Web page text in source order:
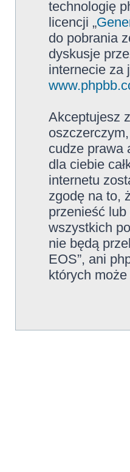
technologię
licencji „
do pobrania
dyskusje
internecie za
Akceptujesz
cudze prawa
dla ciebie
internetu
zgodę na to,
przenieść
wszystkich
nie będą
EOS”, ani
których